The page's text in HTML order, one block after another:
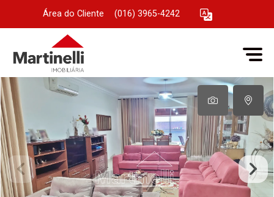
Área do Cliente (016) 3965-4242